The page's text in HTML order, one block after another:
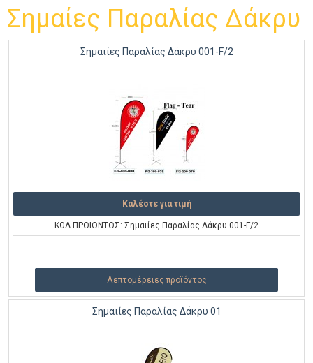
Σημαίες Παραλίας Δάκρυ
Σημαιίες Παραλίας Δάκρυ 001-F/2
Καλέστε για τιμή
ΚΩΔ.ΠΡΟΪΟΝΤΟΣ: Σημαιίες Παραλίας Δάκρυ 001-F/2
Λεπτομέρειες προϊόντος
Σημαιίες Παραλίας Δάκρυ 01